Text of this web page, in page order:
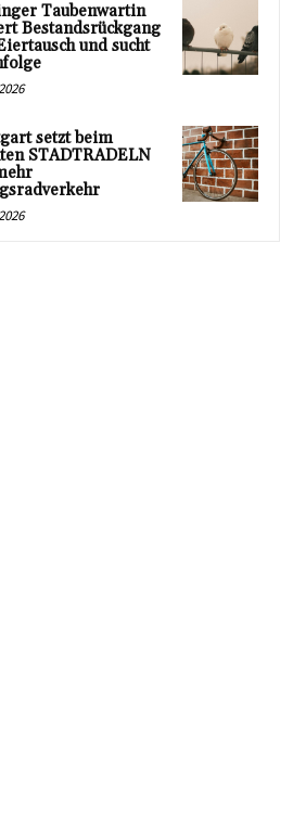
Taubenwartin
Bestandsrückgang
und sucht
setzt beim
STADTRADELN